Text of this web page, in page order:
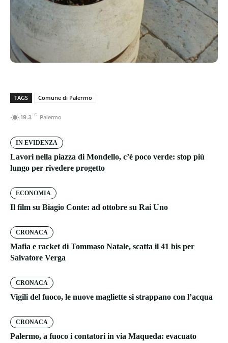
TAGS Comune di Palermo
19.3 C Palermo
IN EVIDENZA
Lavori nella piazza di Mondello, c’è poco verde: stop più
lungo per rivedere progetto
ECONOMIA
Il film su Biagio Conte: ad ottobre su Rai Uno
CRONACA
Mafia e racket di Tommaso Natale, scatta il 41 bis per
Salvatore Verga
CRONACA
Vigili del fuoco, le nuove magliette si strappano con l’acqua
CRONACA
Palermo, a fuoco i contatori in via Maqueda: evacuato